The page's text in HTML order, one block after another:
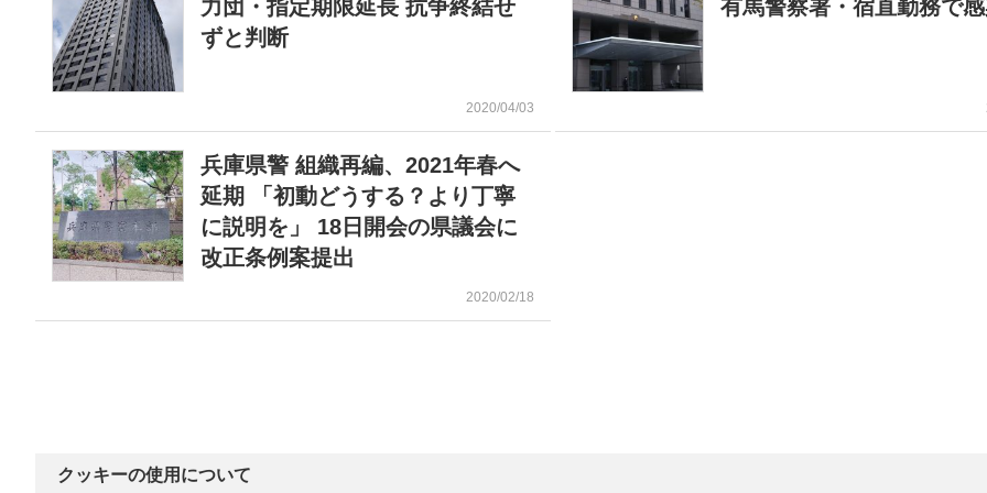
力団・指定期限延長 抗争終結せ
ずと判断
2020/04/03
有馬警察署・宿直勤務で
兵庫県警 組織再編、2021年春へ
延期 「初動どうする？より丁寧
に説明を」 18日開会の県議会に
改正条例案提出
2020/02/18
クッキーの使用について